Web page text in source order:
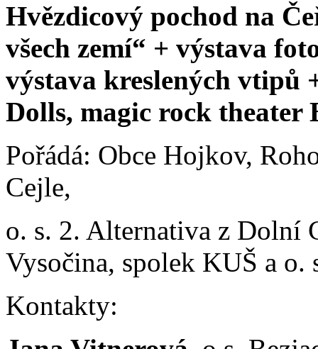
Hvězdicový pochod na
všech zemí“ + výstava
výstava kreslených vtipů
Dolls, magic rock theater
Pořádá: Obce Hojkov,
Cejle,
o. s. 2. Alternativa z Dolní
Vysočina, spolek KUŠ a o.
Kontakty: